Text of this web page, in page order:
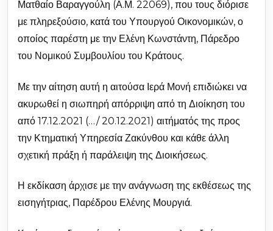
Ματθαίο Βαραγγούλη (Α.Μ. 22069), που τους διόρισε
με πληρεξούσιο, κατά του Υπουργού Οικονομικών, ο
οποίος παρέστη με την Ελένη Κωνστάντη, Πάρεδρο
του Νομικού Συμβουλίου του Κράτους.
Με την αίτηση αυτή η αιτούσα Ιερά Μονή επιδιώκει να
ακυρωθεί η σιωπηρή απόρριψη από τη Διοίκηση του
από 17.12.2021 (…/ 20.12.2021) αιτήματός της προς
την Κτηματική Υπηρεσία Ζακύνθου και κάθε άλλη
σχετική πράξη ή παράλειψη της Διοικήσεως.
Η εκδίκαση άρχισε με την ανάγνωση της εκθέσεως της
εισηγήτριας, Παρέδρου Ελένης Μουργιά.